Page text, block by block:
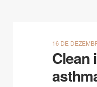
16 DE
Clean